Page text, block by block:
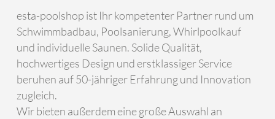
esta-poolshop ist Ihr kompetenter Partner rund um
Schwimmbadbau, Poolsanierung, Whirlpoolkauf
und individuelle Saunen. Solide Qualität,
hochwertiges Design und erstklassiger Service
beruhen auf 50-jähriger Erfahrung und Innovation
zugleich.
Wir bieten außerdem eine große Auswahl an